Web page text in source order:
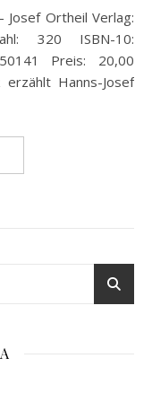
320 ISBN-10:
Preis: 20,00
Hanns-Josef